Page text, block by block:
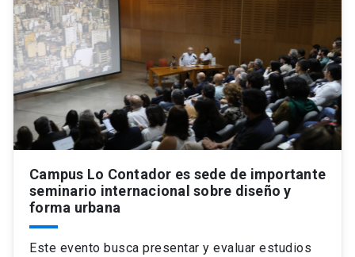
Campus Lo Contador es sede de importante
seminario internacional sobre diseño y
forma urbana
Este evento busca presentar y evaluar estudios